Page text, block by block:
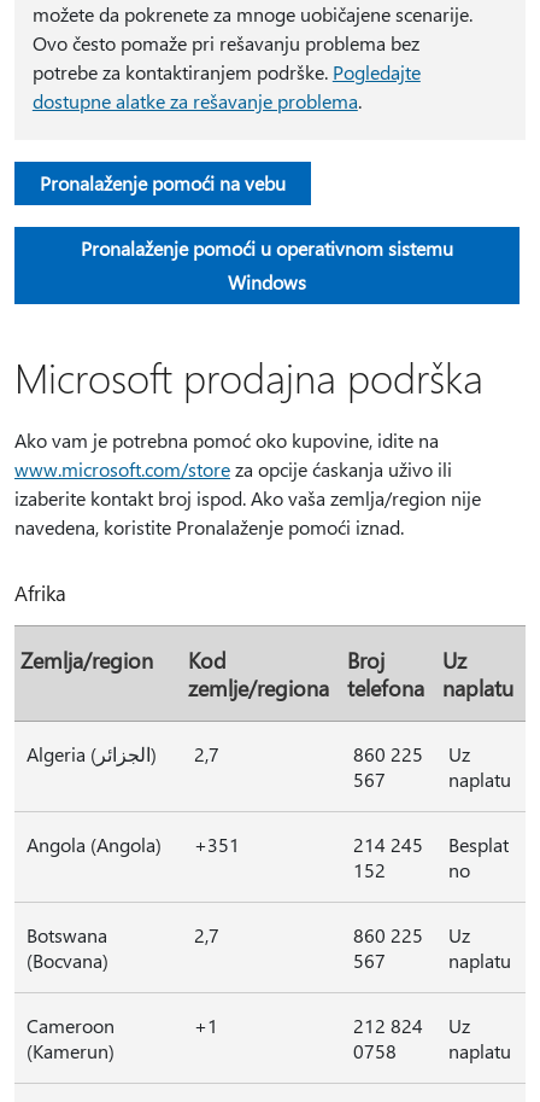
možete da pokrenete za mnoge uobičajene scenarije.
Ovo često pomaže pri rešavanju problema bez
potrebe za kontaktiranjem podrške. Pogledajte
dostupne alatke za rešavanje problema.
Pronalaženje pomoći na vebu
Pronalaženje pomoći u operativnom sistemu
Windows
Microsoft prodajna podrška
Ako vam je potrebna pomoć oko kupovine, idite na
www.microsoft.com/storeza opcije ćaskanja uživo ili
izaberite kontakt broj ispod. Ako vaša zemlja/region nije
navedena, koristite Pronalaženje pomoći iznad.
Afrika
Zemlja/region
Kod
zemlje/regiona
Broj
telefona
Uz
naplatu
Algeria (الجزائر) 2,7
860 225
567
Uz
naplatu
Angola (Angola) +351
214 245
152
Besplat
no
Botswana
(Bocvana)
2,7
860 225
567
Uz
naplatu
Cameroon
(Kamerun)
+1
212 824
0758
Uz
naplatu